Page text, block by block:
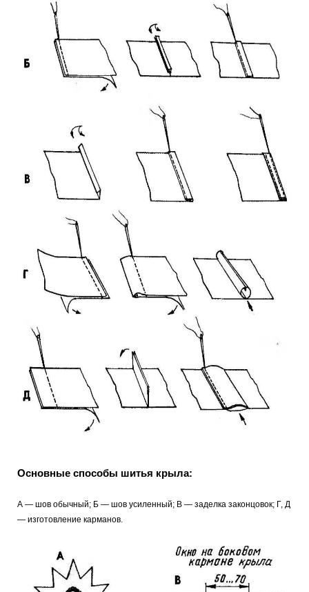
Основные способы шитья крыла:
А — шов обычный; Б — шов усиленный; В — заделка законцовок; Г, Д
— изготовление карманов.